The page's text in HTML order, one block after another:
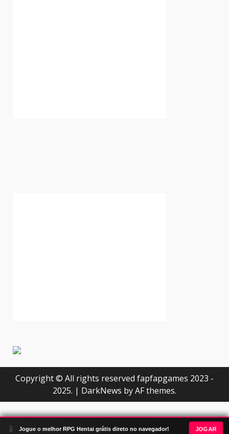
Copyright © All rights reserved fapfapgames 2023 -
2025. | DarkNews by AF themes.
📱 Jogue o melhor RPG Hentai grátis direto no navegador! JOGAR